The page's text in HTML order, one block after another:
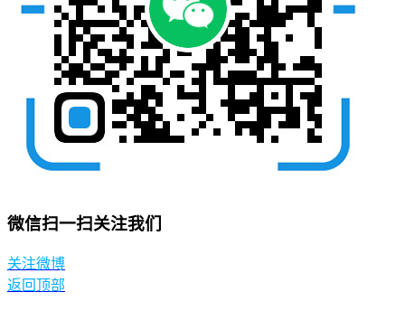
微信扫一扫关注我们
关注微博
返回顶部